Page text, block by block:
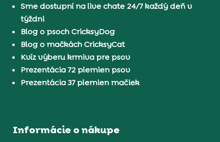
Sme dostupní na live chate 24/7 každý deň v
týždni
Blog o psoch CricksyDog
Blog o mačkách CricksyCat
Kvíz výberu krmiva pre psov
Prezentácia 72 plemien psov
Prezentácia 37 plemien mačiek
Informácie o nákupe